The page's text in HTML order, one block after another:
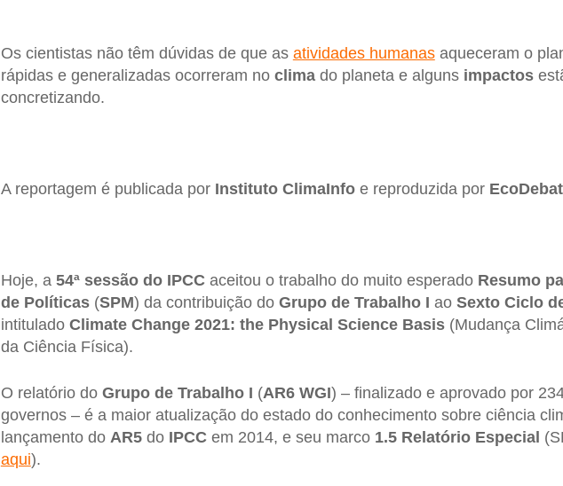
Os cientistas não têm dúvidas de que as atividades humanasaqueceram o
rápidas e generalizadas ocorreram no climado planeta e alguns impactos
concretizando.
A reportagem é publicada por Instituto ClimaInfoe reproduzida por
Hoje, a 54ª sessão do IPCC aceitou o trabalho do muito esperado Resumo
de Políticas(SPM) da contribuição do Grupo de Trabalho I ao Sexto Ciclo
intitulado Climate Change 2021: the Physical Science Basis(Mudança
da Ciência Física).
O relatório do Grupo de Trabalho I (AR6 WGI) – finalizado e aprovado por
governos – é a maior atualização do estado do conhecimento sobre ciência
lançamento do AR5do IPCC em 2014, e seu marco 1.5 Relatório Especial
aqui).